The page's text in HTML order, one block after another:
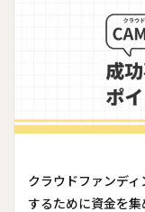
クラウドファンデ
するために資金を